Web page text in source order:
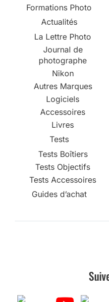
Formations Photo
Actualités
La Lettre Photo
Journal de
photographe
Nikon
Autres Marques
Logiciels
Accessoires
Livres
Tests
Tests Boîtiers
Tests Objectifs
Tests Accessoires
Guides d’achat